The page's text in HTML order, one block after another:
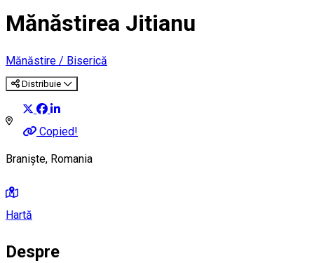
Mănăstirea Jitianu
Mănăstire / Biserică
Distribuie
Copied!
Braniște, Romania
Hartă
Despre